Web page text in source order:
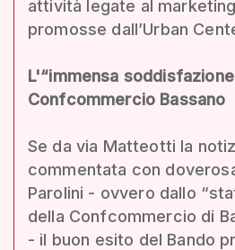
attività legate al
promosse dall’Urban
L'“immensa
Confcommercio Bassano
Se da via Matteotti la
commentata con
Parolini - ovvero dallo
della Confcommercio di
- il buon esito del Bando